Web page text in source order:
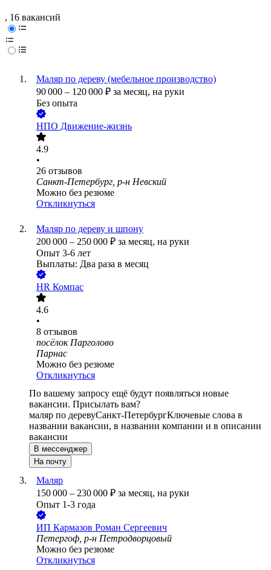
, 16 вакансий
Маляр по дереву (мебельное производство)
90 000 – 120 000 ₽ за месяц, на руки
Без опыта
НПО Движение-жизнь
4.9
•
26 отзывов
Санкт-Петербург, р-н Невский
Можно без резюме
Откликнуться
Маляр по дереву и шпону
200 000 – 250 000 ₽ за месяц, на руки
Опыт 3-6 лет
Выплаты: Два раза в месяц
HR Компас
4.6
•
8 отзывов
посёлок Парголово
Парнас
Можно без резюме
Откликнуться
По вашему запросу ещё будут появляться новые
вакансии. Присылать вам?
маляр по деревуСанкт-ПетербургКлючевые слова в
названии вакансии, в названии компании и в описании
вакансии
В мессенджер
На почту
Маляр
150 000 – 230 000 ₽ за месяц, на руки
Опыт 1-3 года
ИП Кармазов Роман Сергеевич
Петергоф, р-н Петродворцовый
Можно без резюме
Откликнуться